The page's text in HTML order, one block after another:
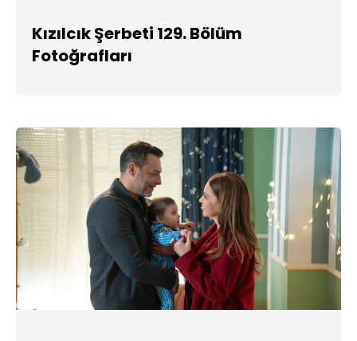
Kızılcık Şerbeti 129. Bölüm
Fotoğrafları